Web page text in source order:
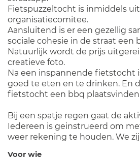
Fietspuzzeltocht is inmiddels
organisatiecomitee.
Aansluitend is er een gezellig
sociale cohesie in de straat een
Natuurlijk wordt de prijs
creatieve foto.
Na een inspannende fietstocht
goed te eten en te drinken. En
fietstocht een bbq
Bij een spatje regen gaat de
Iedereen is geinstrueerd om
weer rekening te houden. We
Voor wie